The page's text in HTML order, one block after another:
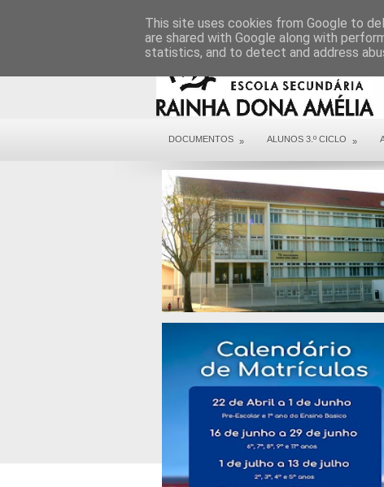
DOCUMENTOS » ALUNOS 3.º CICLO »
This site uses cookies from Google to
are shared with Google along with
statistics, and to detect and address